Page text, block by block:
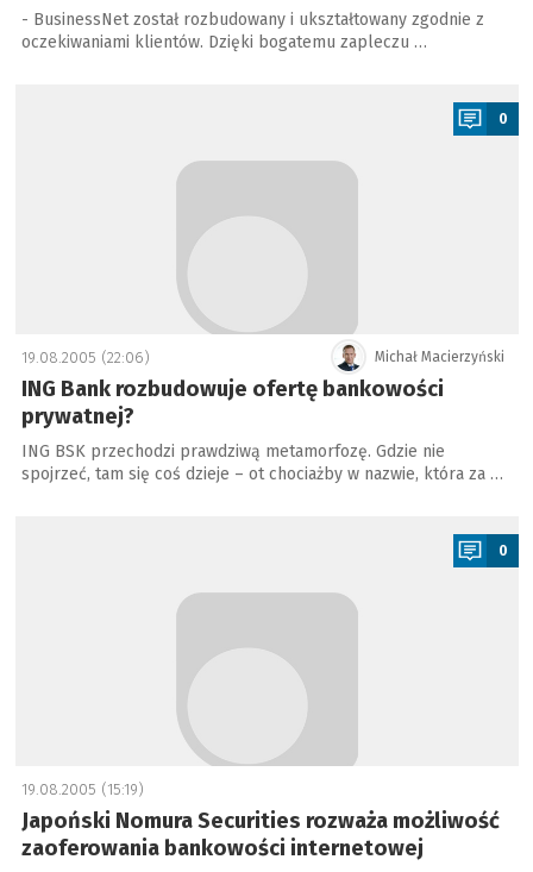
- BusinessNet został rozbudowany i ukształtowany zgodnie z
oczekiwaniami klientów. Dzięki bogatemu zapleczu …
0
Michał Macierzyński
19.08.2005 (22:06)
ING Bank rozbudowuje ofertę bankowości
prywatnej?
ING BSK przechodzi prawdziwą metamorfozę. Gdzie nie
spojrzeć, tam się coś dzieje – ot chociażby w nazwie, która za …
0
19.08.2005 (15:19)
Japoński Nomura Securities rozważa możliwość
zaoferowania bankowości internetowej